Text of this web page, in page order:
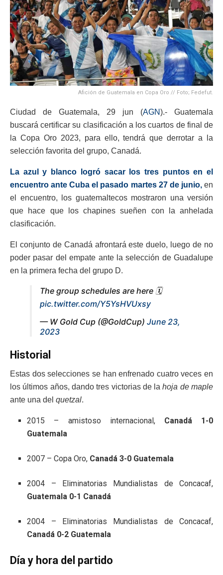
Afición de Guatemala en Copa Oro // Foto; Fedefut.
Ciudad de Guatemala, 29 jun (AGN).- Guatemala
buscará certificar su clasificación a los cuartos de final de
la Copa Oro 2023, para ello, tendrá que derrotar a la
selección favorita del grupo, Canadá.
La azul y blanco logró sacar los tres puntos en el
encuentro ante Cuba el pasado martes 27 de junio,en
el encuentro, los guatemaltecos mostraron una versión
que hace que los chapines sueñen con la anhelada
clasificación.
El conjunto de Canadá afrontará este duelo, luego de no
poder pasar del empate ante la selección de Guadalupe
en la primera fecha del grupo D.
The group schedules are here 🗓️
pic.twitter.com/Y5YsHVUxsy
— W Gold Cup (@GoldCup) June 23,
2023
Historial
Estas dos selecciones se han enfrenado cuatro veces en
los últimos años, dando tres victorias de la hoja de maple
ante una del quetzal.
2015 – amistoso internacional, Canadá 1-0
Guatemala
2007 – Copa Oro, Canadá 3-0 Guatemala
2004 – Eliminatorias Mundialistas de Concacaf,
Guatemala 0-1 Canadá
2004 – Eliminatorias Mundialistas de Concacaf,
Canadá 0-2 Guatemala
Día y hora del partido